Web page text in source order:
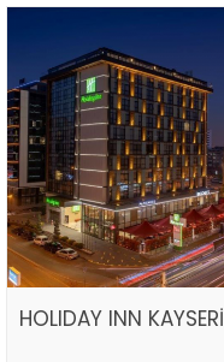
HOLIDAY INN KAYSERİ